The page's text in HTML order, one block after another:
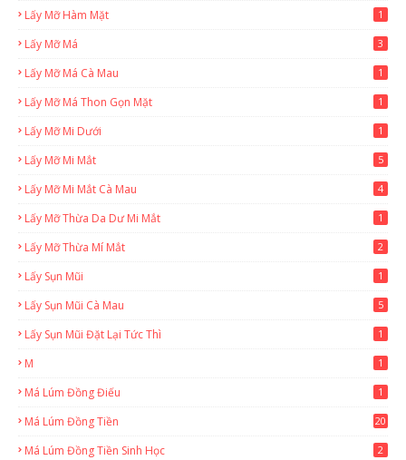
Lấy Mỡ Hàm Mặt 1
Lấy Mỡ Má 3
Lấy Mỡ Má Cà Mau 1
Lấy Mỡ Má Thon Gọn Mặt 1
Lấy Mỡ Mi Dưới 1
Lấy Mỡ Mi Mắt 5
Lấy Mỡ Mi Mắt Cà Mau 4
Lấy Mỡ Thừa Da Dư Mi Mắt 1
Lấy Mỡ Thừa Mí Mắt 2
Lấy Sụn Mũi 1
Lấy Sụn Mũi Cà Mau 5
Lấy Sụn Mũi Đặt Lại Tức Thì 1
M 1
Má Lúm Đồng Điếu 1
Má Lúm Đồng Tiền 20
Má Lúm Đồng Tiền Sinh Học 2